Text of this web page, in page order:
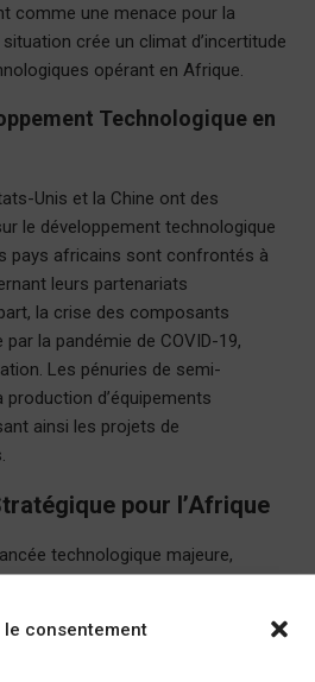
le consentement
comme une menace pour la
crée un climat d’incertitude
opérant en Afrique.
Technologique en
Unis et la Chine ont des
le développement technologique
pays africains sont confrontés à
leurs partenariats
la crise des composants
la pandémie de COVID-19,
Les pénuries de semi-
d’équipements
ainsi les projets de
pour l’Afrique
technologique majeure,
l’implémentation de la 5G
secteurs, allant de la santé à